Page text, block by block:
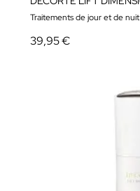
Traitements de jour et de nuit
39,95 €